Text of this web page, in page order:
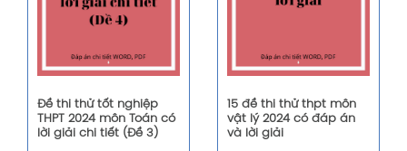
Đề thi thử tốt nghiệp
THPT 2024 môn Toán có
lời giải chi tiết (Đề 3)
15 đề thi thử thpt môn
vật lý 2024 có đáp án
và lời giải